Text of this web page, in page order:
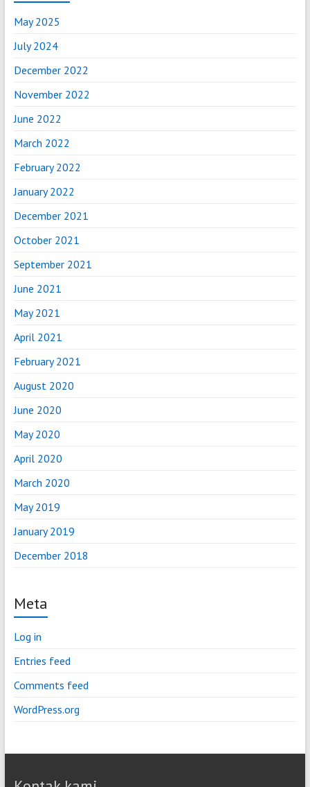
May 2025
July 2024
December 2022
November 2022
June 2022
March 2022
February 2022
January 2022
December 2021
October 2021
September 2021
June 2021
May 2021
April 2021
February 2021
August 2020
June 2020
May 2020
April 2020
March 2020
May 2019
January 2019
December 2018
Meta
Log in
Entries feed
Comments feed
WordPress.org